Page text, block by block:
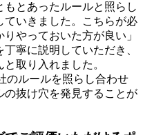
とあったルールと照らし
いきました。こちらが必
やっておいた方が良い」
寧に説明していただき、
取り入れました。
のルールを照らし合わせ
抜け穴を発見することが